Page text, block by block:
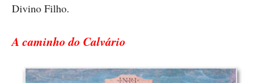
Divino Filho.
A caminho do Calvário